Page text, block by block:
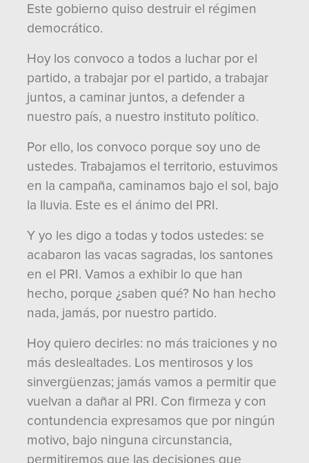
Este gobierno quiso destruir el régimen
democrático.
Hoy los convoco a todos a luchar por el
partido, a trabajar por el partido, a trabajar
juntos, a caminar juntos, a defender a
nuestro país, a nuestro instituto político.
Por ello, los convoco porque soy uno de
ustedes. Trabajamos el territorio, estuvimos
en la campaña, caminamos bajo el sol, bajo
la lluvia. Este es el ánimo del PRI.
Y yo les digo a todas y todos ustedes: se
acabaron las vacas sagradas, los santones
en el PRI. Vamos a exhibir lo que han
hecho, porque ¿saben qué? No han hecho
nada, jamás, por nuestro partido.
Hoy quiero decirles: no más traiciones y no
más deslealtades. Los mentirosos y los
sinvergüenzas; jamás vamos a permitir que
vuelvan a dañar al PRI. Con firmeza y con
contundencia expresamos que por ningún
motivo, bajo ninguna circunstancia,
permitiremos que las decisiones que